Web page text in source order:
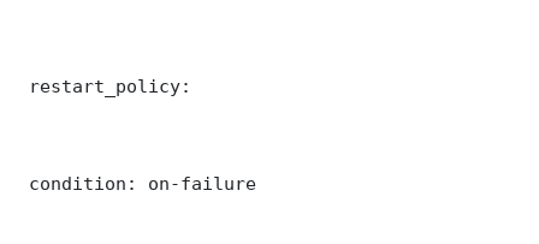
restart_policy:
condition: on-failure